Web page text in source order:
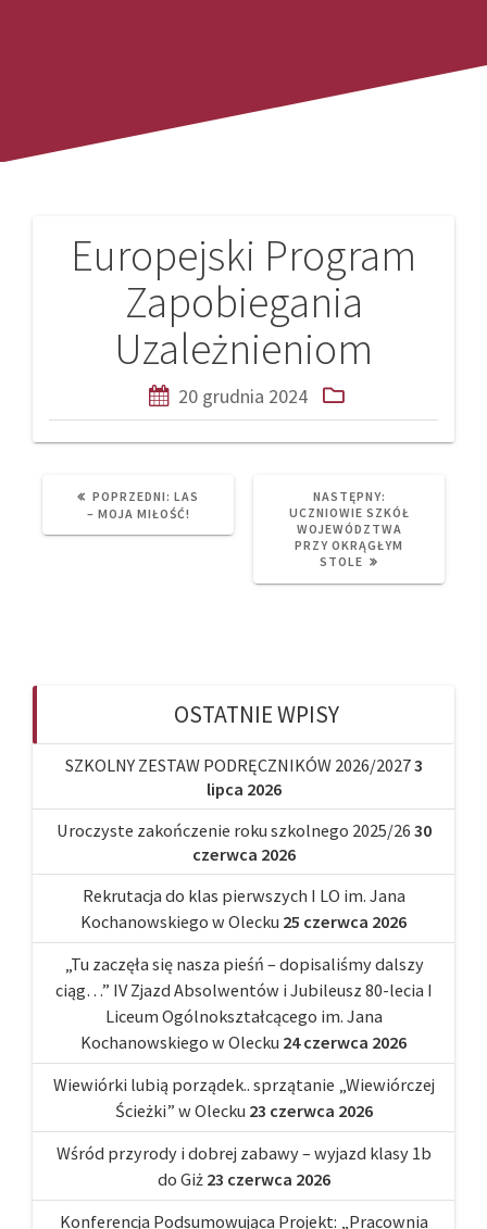
Europejski Program
Zapobiegania
Uzależnieniom
20 grudnia 2024
Nawigacja
wpisu
POPRZEDNI: PREVIOUS
POST:
LAS
– MOJA MIŁOŚĆ!
NASTĘPNY:
POST:
UCZNIOWIE SZKÓŁ
WOJEWÓDZTWA
PRZY OKRĄGŁYM
STOLE
OSTATNIE WPISY
SZKOLNY ZESTAW PODRĘCZNIKÓW 2026/20273
lipca 2026
Uroczyste zakończenie roku szkolnego 2025/26 30
czerwca 2026
Rekrutacja do klas pierwszych I LO im. Jana
Kochanowskiego w Olecku 25 czerwca 2026
„Tu zaczęła się nasza pieśń – dopisaliśmy dalszy
ciąg…” IV Zjazd Absolwentów i Jubileusz 80-lecia I
Liceum Ogólnokształcącego im. Jana
Kochanowskiego w Olecku 24 czerwca 2026
Wiewiórki lubią porządek.. sprzątanie „Wiewiórczej
Ścieżki” w Olecku 23 czerwca 2026
Wśród przyrody i dobrej zabawy – wyjazd klasy 1b
do Giż 23 czerwca 2026
Konferencja Podsumowująca Projekt: „Pracownia